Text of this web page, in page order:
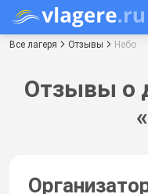
Все лагеря Отзывы Небо
Отзывы о